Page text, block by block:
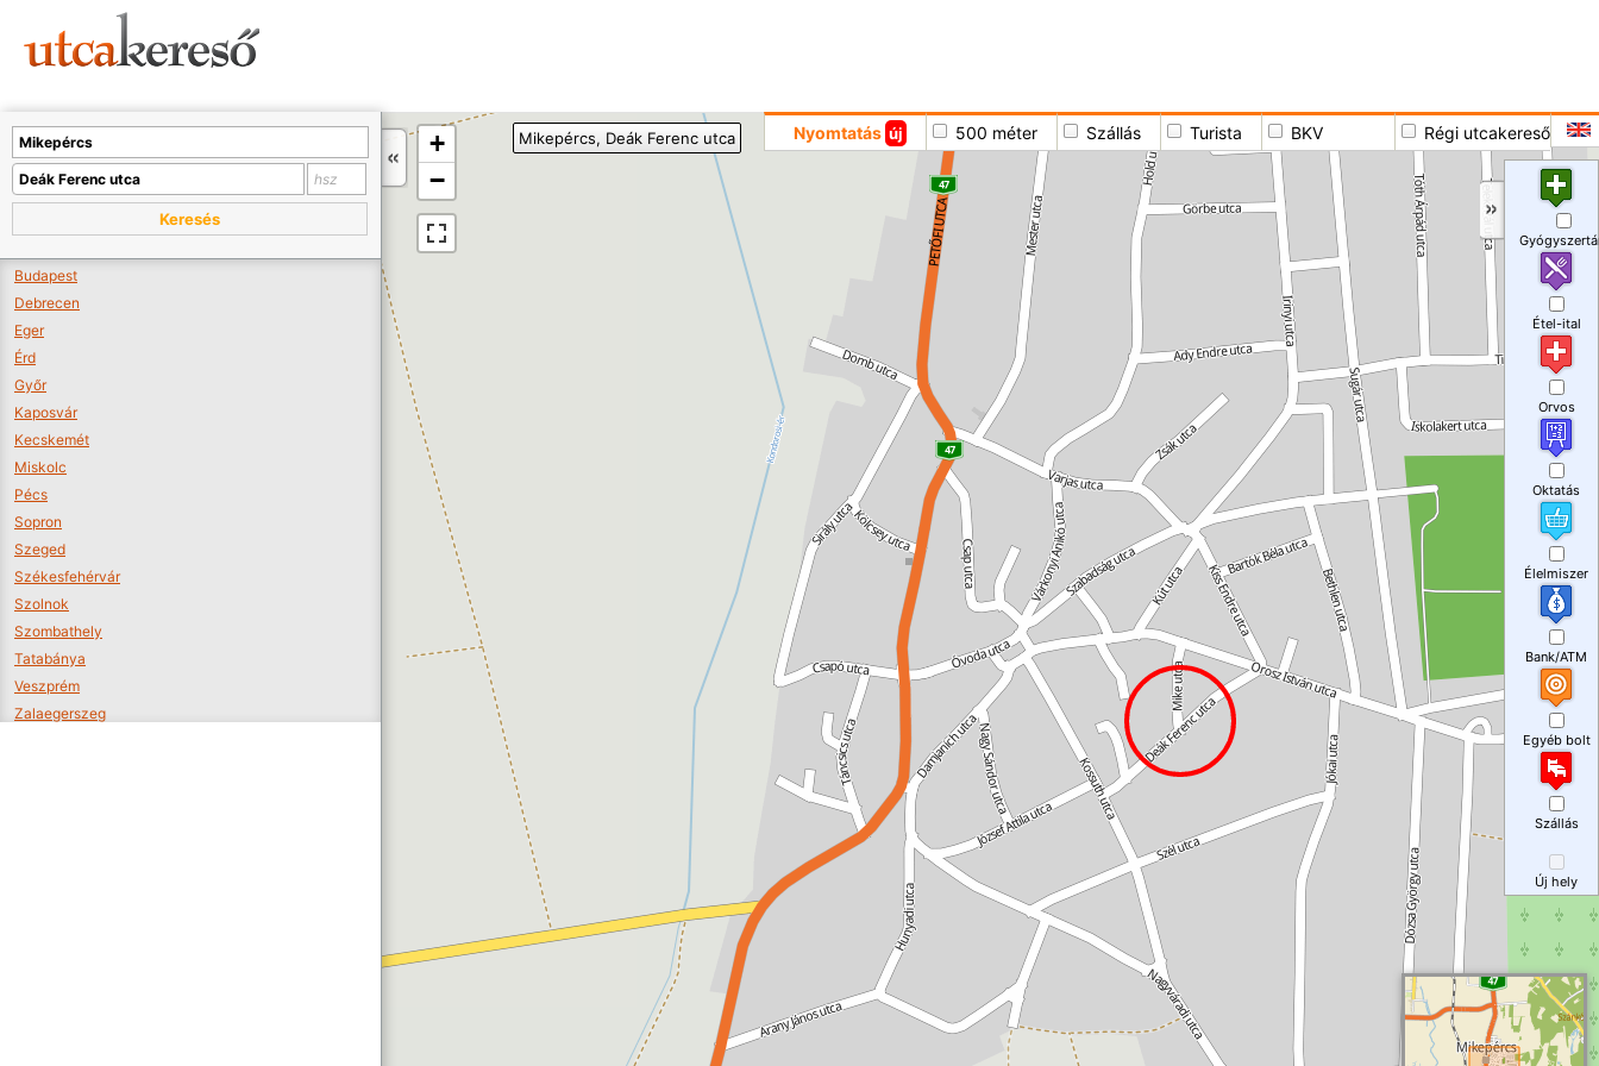
+
−
Nyomtatás új 500 méter Szállás Turista BKV Régi utcakereső
Mikepércs, Deák Ferenc utca
Keresés
Budapest
Debrecen
Eger
Érd
Győr
Kaposvár
Kecskemét
Miskolc
Pécs
Sopron
Szeged
Székesfehérvár
Szolnok
Szombathely
Tatabánya
Veszprém
Zalaegerszeg
Étel-ital
Orvos
Oktatás
Élelmiszer
Bank/ATM
Egyéb bolt
Szállás
Új hely
A térképet kicsinyíteni kell, hogy látszódjanak a boltok.
Boltok látszódjanak >>